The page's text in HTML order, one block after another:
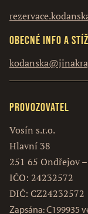
Obecné info a
Provozovatel
Vosín s.r.o.
Hlavní 38
251 65 Ondřejov
IČO: 24232572
DIČ: CZ24232572
Zapsána: C199935